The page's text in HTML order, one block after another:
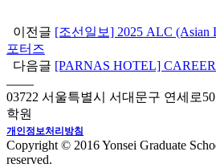
이전글 [조선일보] 2025 ALC (Asian
포터즈
다음글 [PARNAS HOTEL]
03722 서울특별시 서대문구 연세로
학원
개인정보처리방침
Copyright © 2016 Yonsei Graduate
reserved.